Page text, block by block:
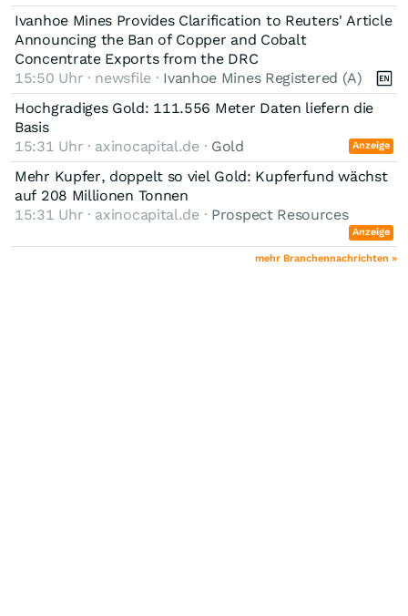
Ivanhoe Mines Provides Clarification to Reuters' Article
Announcing the Ban of Copper and Cobalt
Concentrate Exports from the DRC
15:50 Uhr · newsfile · Ivanhoe Mines Registered (A)
Hochgradiges Gold: 111.556 Meter Daten liefern die
Basis
15:31 Uhr · axinocapital.de · Gold Anzeige
Mehr Kupfer, doppelt so viel Gold: Kupferfund wächst
auf 208 Millionen Tonnen
15:31 Uhr · axinocapital.de · Prospect Resources
Anzeige
mehr Branchennachrichten »